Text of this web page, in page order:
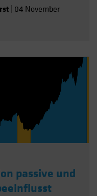
04 November
passive und